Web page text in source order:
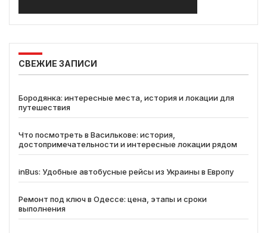
СВЕЖИЕ ЗАПИСИ
Бородянка: интересные места, история и локации для
путешествия
Что посмотреть в Василькове: история,
достопримечательности и интересные локации рядом
inBus: Удобные автобусные рейсы из Украины в Европу
Ремонт под ключ в Одессе: цена, этапы и сроки
выполнения